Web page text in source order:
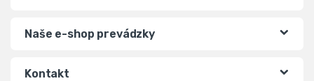
Naše e-shop prevádzky
Kontakt